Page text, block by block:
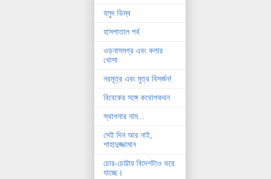
হলুদ ডিম্ব
হাসপাতাল পর্ব
ওড়নাসমগ্র এবং কলার
খোসা
নরমূত্র এবং মুত্র বিসর্জন!
বিবেকের সঙ্গে কথোপকথন
স্থাপনার নাম...
সেই দিন আর নাই,
শাহাদুজ্জামান
চোর-চোট্টায় বিদেশটাও ভরে
যাচ্ছে।